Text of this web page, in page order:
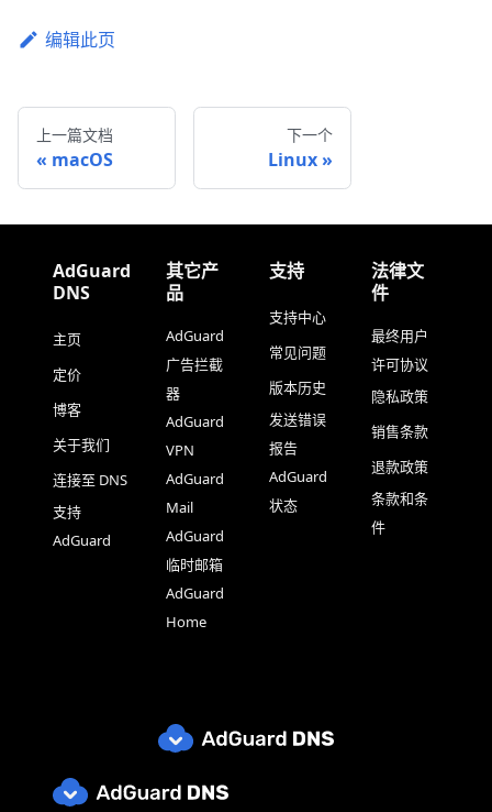
编辑此页
上一篇文档
macOS
下一个
Linux
AdGuard
DNS
主页
定价
博客
关于我们
连接至 DNS
支持
AdGuard
其它产
品
AdGuard
广告拦截
器
AdGuard
VPN
AdGuard
Mail
AdGuard
临时邮箱
AdGuard
Home
支持
支持中心
常见问题
版本历史
发送错误
报告
AdGuard
状态
法律文
件
最终用户
许可协议
隐私政策
销售条款
退款政策
条款和条
件